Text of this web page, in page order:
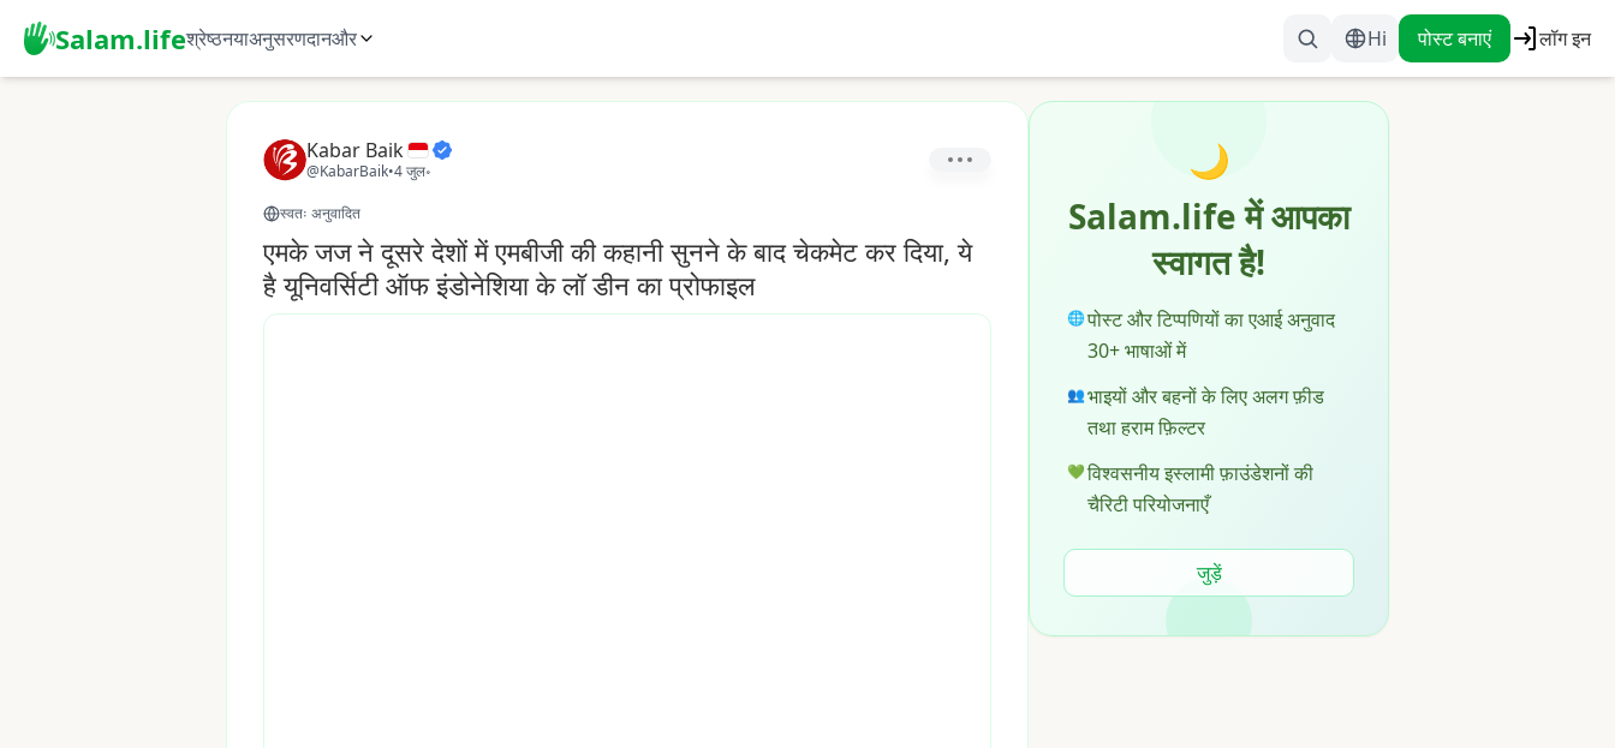
Salam.lifeश्रेष्ठनयाअनुसरणदानऔर Hi पोस्ट बनाएं लॉग इन
Kabar Baik
@KabarBaik•4 जुल॰
स्वतः अनुवादित
एमके जज ने दूसरे देशों में एमबीजी की कहानी सुनने के बाद चेकमेट कर दिया, ये
है यूनिवर्सिटी ऑफ इंडोनेशिया के लॉ डीन का प्रोफाइल
🌙
Salam.life में आपका
स्वागत है!
🌐पोस्ट और टिप्पणियों का एआई अनुवाद
30+ भाषाओं में
👥भाइयों और बहनों के लिए अलग फ़ीड
तथा हराम फ़िल्टर
💚विश्वसनीय इस्लामी फ़ाउंडेशनों की
चैरिटी परियोजनाएँ
जुड़ें